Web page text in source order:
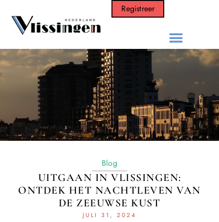
Registreer
Blog
UITGAAN IN VLISSINGEN:
ONTDEK HET NACHTLEVEN VAN
DE ZEEUWSE KUST
JULI 31, 2024